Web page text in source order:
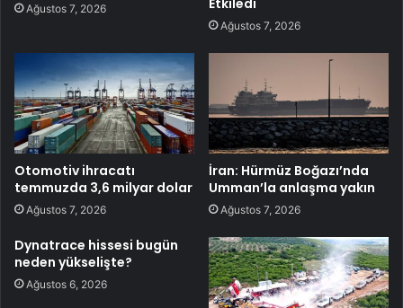
Ağustos 7, 2026
Ağustos 7, 2026
Otomotiv ihracatı
temmuzda 3,6 milyar dolar
Ağustos 7, 2026
İran: Hürmüz Boğazı’nda
Umman’la anlaşma yakın
Ağustos 7, 2026
Dynatrace hissesi bugün
neden yükselişte?
Ağustos 6, 2026